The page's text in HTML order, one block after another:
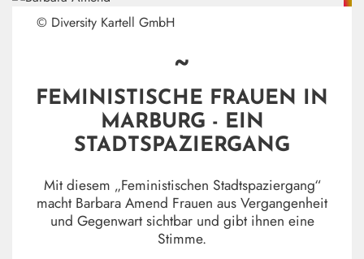
© Diversity Kartell GmbH
~
FEMINISTISCHE FRAUEN IN
MARBURG - EIN
STADTSPAZIERGANG
Mit diesem „Feministischen Stadtspaziergang“
macht Barbara Amend Frauen aus Vergangenheit
und Gegenwart sichtbar und gibt ihnen eine
Stimme.